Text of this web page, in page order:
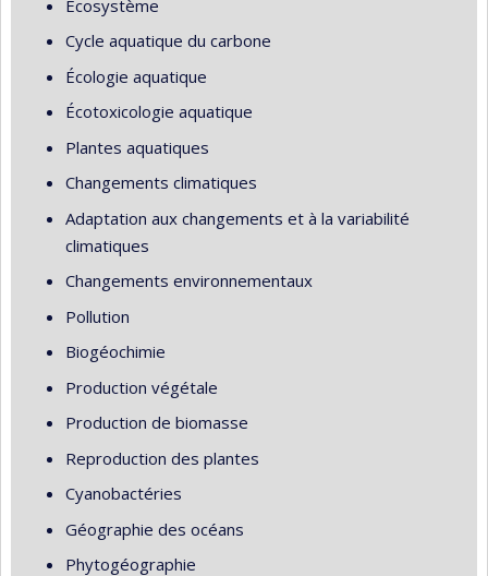
Écosystème
Cycle aquatique du carbone
Écologie aquatique
Écotoxicologie aquatique
Plantes aquatiques
Changements climatiques
Adaptation aux changements et à la variabilité
climatiques
Changements environnementaux
Pollution
Biogéochimie
Production végétale
Production de biomasse
Reproduction des plantes
Cyanobactéries
Géographie des océans
Phytogéographie